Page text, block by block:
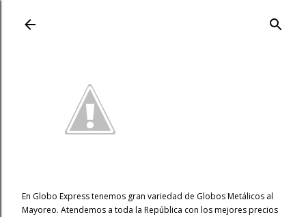
En Globo Express tenemos gran variedad de Globos Metálicos al
Mayoreo. Atendemos a toda la República con los mejores precios